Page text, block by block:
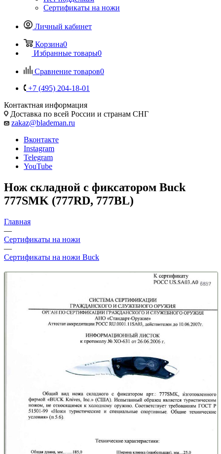
Сертификаты на ножи
Личный кабинет
Корзина0
Избранные товары0
Сравнение товаров0
+7 (495) 204-18-01
Контактная информация
Доставка по всей России и странам СНГ
zakaz@blademan.ru
Вконтакте
Instagram
Telegram
YouTube
Нож складной с фиксатором Buck
777SMK (777RD, 777BL)
Главная
—
Сертификаты на ножи
—
Сертификаты на ножи Buck